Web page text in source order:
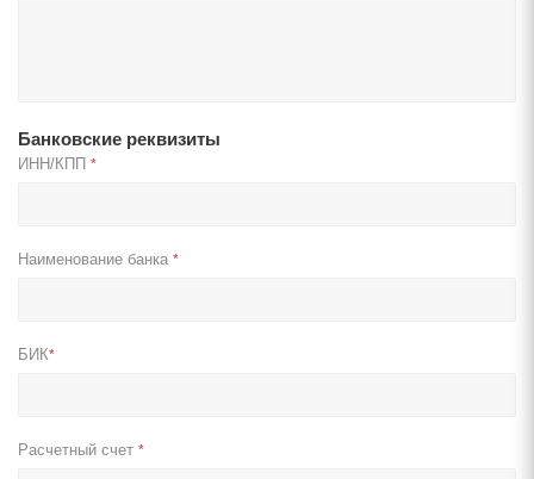
Банковские реквизиты
ИНН/КПП *
Наименование банка *
БИК*
Расчетный счет *